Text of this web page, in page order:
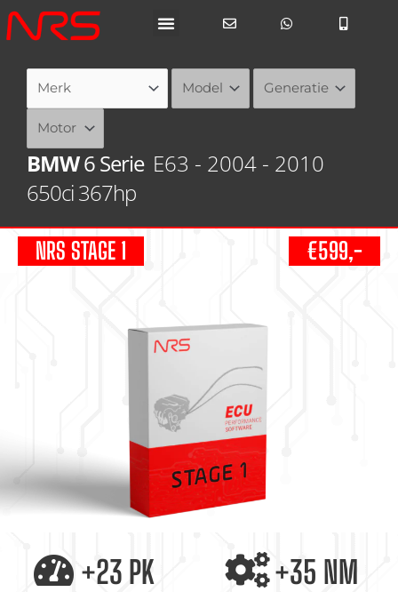
Ga
naar
BMW6 Serie E63 - 2004 - 2010
650ci 367hp
NRS STAGE 1 €599,-
+23 PK +35 NM